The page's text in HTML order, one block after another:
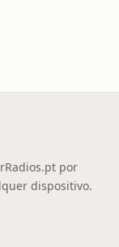
por
dispositivo.